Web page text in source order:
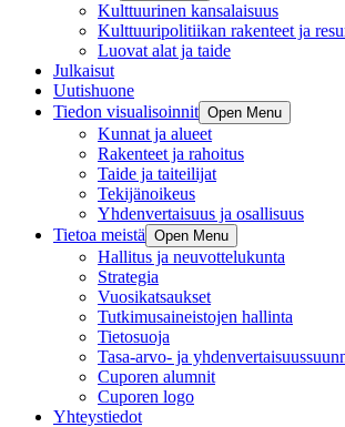
Kulttuurinen kansalaisuus
Kulttuuripolitiikan rakenteet ja
Luovat alat ja taide
Julkaisut
Uutishuone
Tiedon visualisoinnit Open Menu
Kunnat ja alueet
Rakenteet ja rahoitus
Taide ja taiteilijat
Tekijänoikeus
Yhdenvertaisuus ja osallisuus
Tietoa meistä Open Menu
Hallitus ja neuvottelukunta
Strategia
Vuosikatsaukset
Tutkimusaineistojen hallinta
Tietosuoja
Tasa-arvo- ja
Cuporen alumnit
Cuporen logo
Yhteystiedot